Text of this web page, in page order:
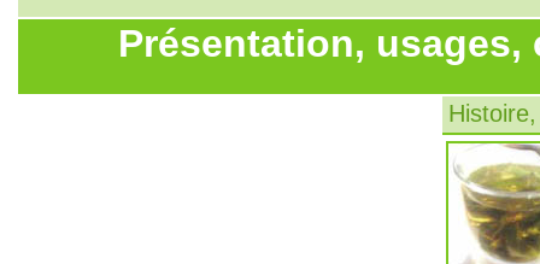
Présentation,